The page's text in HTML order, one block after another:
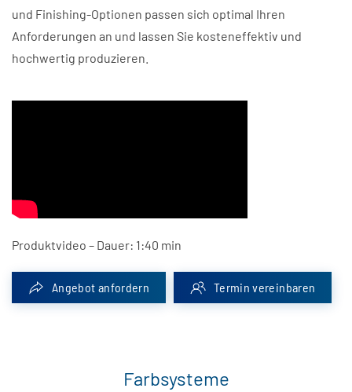
und Finishing-Optionen passen sich optimal Ihren
Anforderungen an und lassen Sie kosteneffektiv und
hochwertig produzieren.
Produktvideo – Dauer: 1:40 min
Angebot anfordern Termin vereinbaren
Farbsysteme